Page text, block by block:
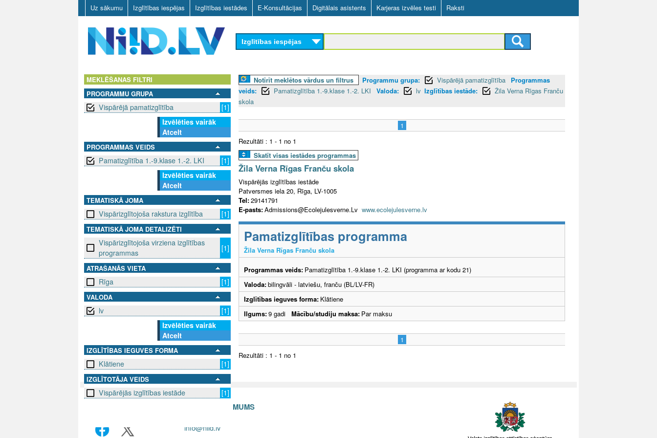
Skip
to
main
content
Uz sākumu Izglītības iespējas Izglītības iestādes E-Konsultācijas Digitālais asistents Karjeras izvēles testi Raksti
Izglītības iespējas
MEKLĒŠANAS FILTRI
PROGRAMMU GRUPA
Vispārējā pamatizglītība
[1]
Izvēlēties vairāk
Atcelt
PROGRAMMAS VEIDS
Pamatizglītība 1.-9.klase 1.-2. LKI
[1]
Izvēlēties vairāk
Atcelt
TEMATISKĀ JOMA
Vispārizglītojoša rakstura izglītība [1]
TEMATISKĀ JOMA DETALIZĒTI
Vispārizglītojoša virziena izglītības
programmas
[1]
ATRAŠANĀS VIETA
Rīga [1]
VALODA
lv
[1]
Izvēlēties vairāk
Atcelt
IZGLĪTĪBAS IEGUVES FORMA
Klātiene [1]
IZGLĪTOTĀJA VEIDS
Vispārējās izglītības iestāde [1]
Notīrīt meklētos vārdus un filtrus Programmu grupa: Vispārējā pamatizglītība
Programmas
veids:
Pamatizglītība 1.-9.klase 1.-2. LKI Valoda: lv Izglītības iestāde:
Žila Verna Rīgas Franču
skola
1
Rezultāti : 1 - 1 no 1
Skatīt visas iestādes programmas
Žila Verna Rīgas Franču skola
Vispārējās izglītības iestāde
Patversmes iela 20, Rīga, LV-1005
Tel:29141791
E-pasts:Admissions@Ecolejulesverne.Lv www.ecolejulesverne.lv
Pamatizglītības programma
Žila Verna Rīgas Franču skola
Programmas veids: Pamatizglītība 1.-9.klase 1.-2. LKI (programma ar kodu 21)
Valoda:bilingvāli - latviešu, franču (BL/LV-FR)
Izglītības ieguves forma: Klātiene
Ilgums:9 gadi Mācību/studiju maksa: Par maksu
1
Rezultāti : 1 - 1 no 1
SAZINIES AR MUMS
info@niid.lv